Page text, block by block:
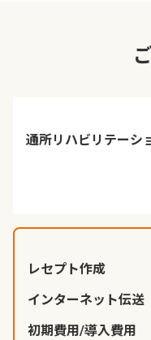
通所リハビリテーシ
レセプト作成
インターネット伝送
初期費用/導入費用